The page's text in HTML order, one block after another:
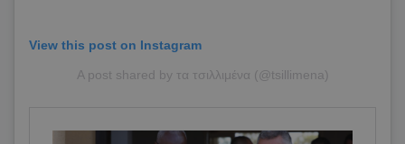
View this post on Instagram
A post shared by τα τσιλλιμένα (@tsillimena)